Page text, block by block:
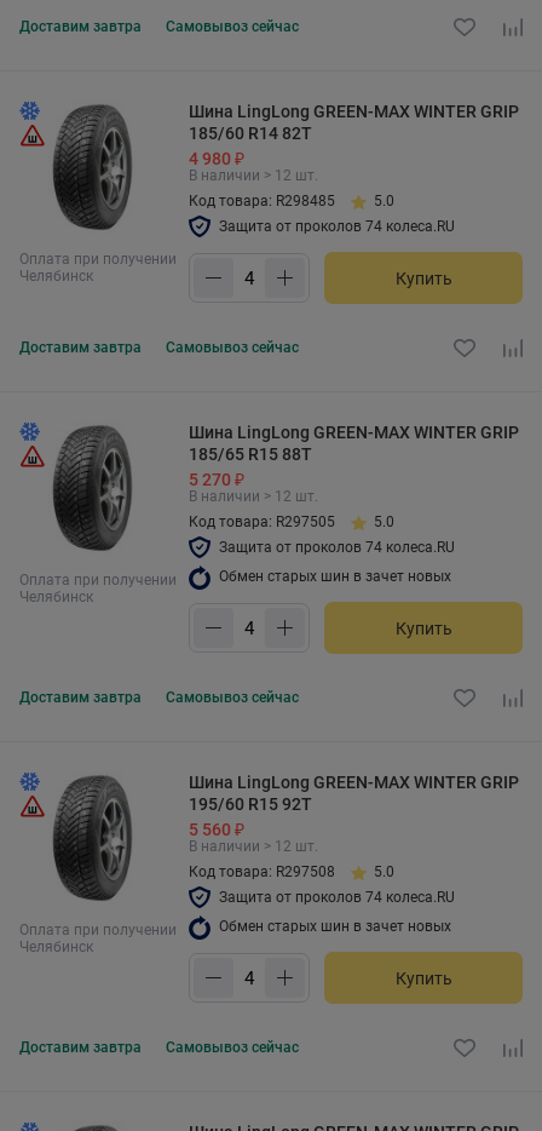
Доставим завтра Самовывоз сейчас
Оплата при получении
Челябинск
Шина LingLong GREEN-MAX WINTER GRIP
185/60 R14 82T
4 980 ₽
В наличии > 12 шт.
Код товара: R298485
5.0
Защита от проколов 74 колеса.RU
Купить
Доставим завтра Самовывоз сейчас
Оплата при получении
Челябинск
Шина LingLong GREEN-MAX WINTER GRIP
185/65 R15 88T
5 270 ₽
В наличии > 12 шт.
Код товара: R297505
5.0
Защита от проколов 74 колеса.RU
Обмен старых шин в зачет новых
Купить
Доставим завтра Самовывоз сейчас
Оплата при получении
Челябинск
Шина LingLong GREEN-MAX WINTER GRIP
195/60 R15 92T
5 560 ₽
В наличии > 12 шт.
Код товара: R297508
5.0
Защита от проколов 74 колеса.RU
Обмен старых шин в зачет новых
Купить
Доставим завтра Самовывоз сейчас